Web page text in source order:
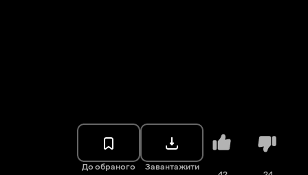
До обраного Завантажити